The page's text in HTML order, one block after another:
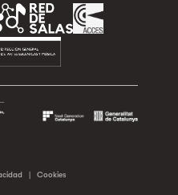
| Cookies